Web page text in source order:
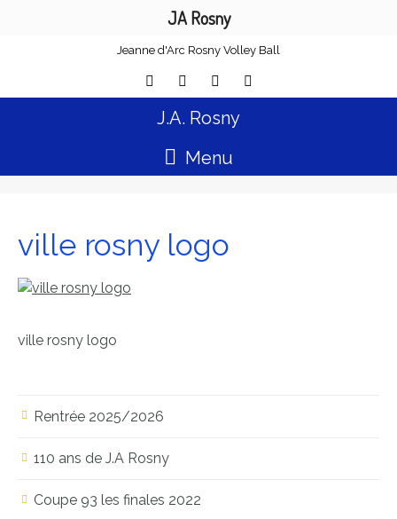
Jeanne d'Arc Rosny Volley Ball
J.A. Rosny
Menu
ville rosny logo
ville rosny logo
Rentrée 2025/2026
110 ans de J.A Rosny
Coupe 93 les finales 2022
JA Rosny